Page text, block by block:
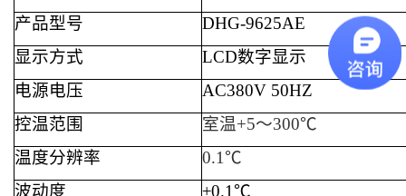
产品型号
DHG-9625AE
显示方式
LCD数字显示
电源电压
AC380V 50HZ
控温范围
室温+5～300℃
温度分辨率
0.1℃
波动度
±0.1℃